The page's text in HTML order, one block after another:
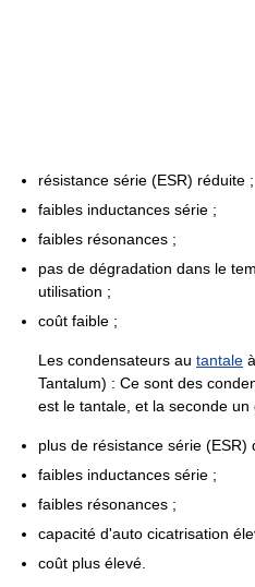
résistance série (ESR) réduite ;
faibles inductances série ;
faibles résonances ;
pas de dégradation dans le
utilisation ;
coût faible ;
Les condensateurs au tantale
Tantalum) : Ce sont des
est le tantale, et la seconde un
plus de résistance série (ESR)
faibles inductances série ;
faibles résonances ;
capacité d'auto cicatrisation
coût plus élevé.